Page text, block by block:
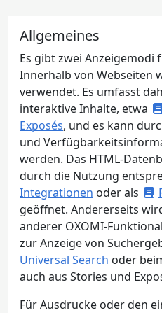
Allgemeines
Es gibt zwei Anzeigemodi
Innerhalb von Webseiten
verwendet. Es umfasst
interaktive Inhalte, etwa
Exposés, und es kann
und
werden. Das HTML-
durch die Nutzung
Integrationen oder als
geöffnet. Andererseits
anderer OXOMI-
zur Anzeige von
Universal Search oder
auch aus Stories und
Für Ausdrucke oder den